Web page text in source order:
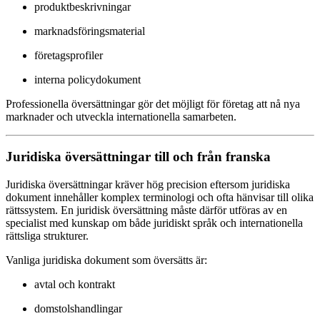
produktbeskrivningar
marknadsföringsmaterial
företagsprofiler
interna policydokument
Professionella översättningar gör det möjligt för företag att nå nya
marknader och utveckla internationella samarbeten.
Juridiska översättningar till och från franska
Juridiska översättningar kräver hög precision eftersom juridiska
dokument innehåller komplex terminologi och ofta hänvisar till olika
rättssystem. En juridisk översättning måste därför utföras av en
specialist med kunskap om både juridiskt språk och internationella
rättsliga strukturer.
Vanliga juridiska dokument som översätts är:
avtal och kontrakt
domstolshandlingar